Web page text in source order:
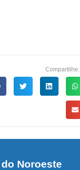
Compartilhe:
Noroeste